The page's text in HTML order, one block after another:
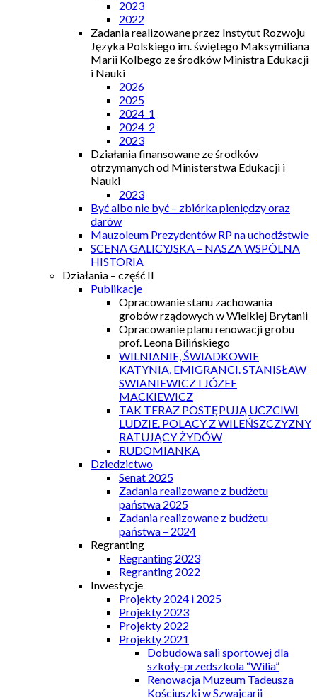
2023
2022
Zadania realizowane przez Instytut Rozwoju
Języka Polskiego im. świętego Maksymiliana
Marii Kolbego ze środków Ministra Edukacji
i Nauki
2026
2025
2024_1
2024_2
2023
Działania finansowane ze środków
otrzymanych od Ministerstwa Edukacji i
Nauki
2023
Być albo nie być – zbiórka pieniędzy oraz
darów
Mauzoleum Prezydentów RP na uchodźstwie
SCENA GALICYJSKA – NASZA WSPÓLNA
HISTORIA
Działania – część II
Publikacje
Opracowanie stanu zachowania
grobów rządowych w Wielkiej Brytanii
Opracowanie planu renowacji grobu
prof. Leona Bilińskiego
WILNIANIE, ŚWIADKOWIE
KATYNIA, EMIGRANCI. STANISŁAW
SWIANIEWICZ I JÓZEF
MACKIEWICZ
TAK TERAZ POSTĘPUJĄ UCZCIWI
LUDZIE. POLACY Z WILEŃSZCZYZNY
RATUJĄCY ŻYDÓW
RUDOMIANKA
Dziedzictwo
Senat 2025
Zadania realizowane z budżetu
państwa 2025
Zadania realizowane z budżetu
państwa – 2024
Regranting
Regranting 2023
Regranting 2022
Inwestycje
Projekty 2024 i 2025
Projekty 2023
Projekty 2022
Projekty 2021
Dobudowa sali sportowej dla
szkoły-przedszkola “Wilia”
Renowacja Muzeum Tadeusza
Kościuszki w Szwajcarii